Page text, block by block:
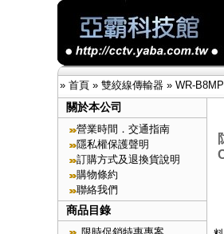
» 首頁 » 雙絞線傳輸器 » WR-
關於本公司
營業時間．交通指南
隱私權保護聲明
訂購方式及退換貨說明
購物條約
聯絡我們
商品目錄